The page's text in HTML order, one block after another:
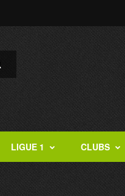
LIGUE 1 CLUBS